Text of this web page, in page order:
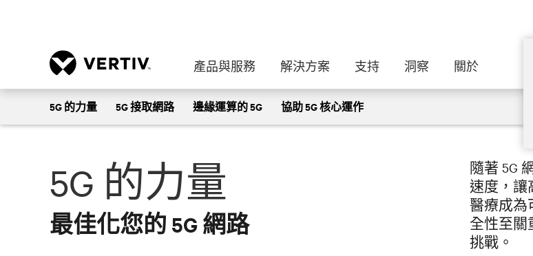
產品與服務 解決方案 支持 洞察 關於
5G 的力
深入瞭解 Vertiv 電子通訊、資料中心、及邊緣基礎設施解決方
轉型至 5G。
5G 的力量 5G 接取網路 邊緣運算的 5G 協助 5G 核心運作
5G 的力量
最佳化您的 5G 網路
隨著 5G
速度，讓
醫療成為
全性至關
挑戰。